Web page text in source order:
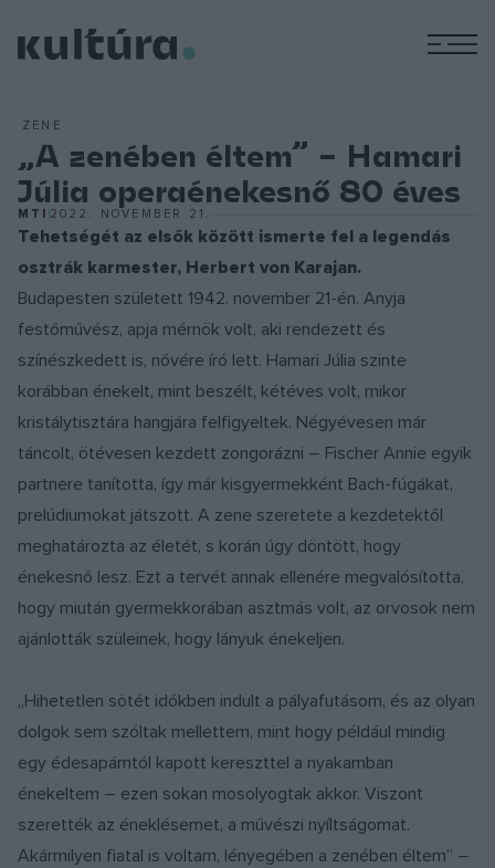
ZENE
„A zenében éltem” – Hamari
Júlia operaénekesnő 80 éves
MTI 2022. NOVEMBER 21.
Tehetségét az elsők között ismerte fel a legendás
osztrák karmester, Herbert von Karajan.
Budapesten született 1942. november 21-én. Anyja
festőművész, apja mérnök volt, aki rendezett és
színészkedett is, nővére író lett. Hamari Júlia szinte
korábban énekelt, mint beszélt, kétéves volt, mikor
kristálytisztára hangjára felfigyeltek. Négyévesen már
táncolt, ötévesen kezdett zongorázni – Fischer Annie egyik
partnere tanította, így már kisgyermekként Bach-fúgákat,
prelúdiumokat játszott. A zene szeretete a kezdetektől
meghatározta az életét, s korán úgy döntött, hogy
énekesnő lesz. Ezt a tervét annak ellenére megvalósította,
hogy miután gyermekkorában asztmás volt, az orvosok nem
ajánlották szüleinek, hogy lányuk énekeljen.
„Hihetetlen sötét időkben indult a pályafutásom, és az olyan
dolgok sem szóltak mellettem, mint hogy például mindig
egy édesapámtól kapott kereszttel a nyakamban
énekeltem – ezen sokan mosolyogtak akkor. Viszont
szerették az éneklésemet, a művészi nyíltságomat.
Akármilyen fiatal is voltam, lényegében a zenében éltem” –